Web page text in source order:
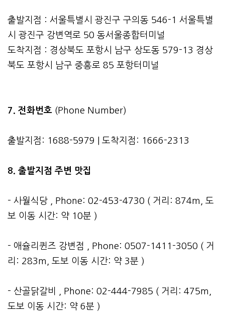
출발지점 : 서울특별시 광진구 구의동 546-1 서울특별
시 광진구 강변역로 50 동서울종합터미널
도착지점 : 경상북도 포항시 남구 상도동 579-13 경상
북도 포항시 남구 중흥로 85 포항터미널
7. 전화번호 (Phone Number)
출발지점: 1688-5979 | 도착지점: 1666-2313
8. 출발지점 주변 맛집
- 사월식당 , Phone: 02-453-4730 ( 거리: 874m, 도
보 이동 시간: 약 10분 )
- 애슐리퀸즈 강변점 , Phone: 0507-1411-3050 ( 거
리: 283m, 도보 이동 시간: 약 3분 )
- 산골닭갈비 , Phone: 02-444-7985 ( 거리: 475m,
도보 이동 시간: 약 6분 )